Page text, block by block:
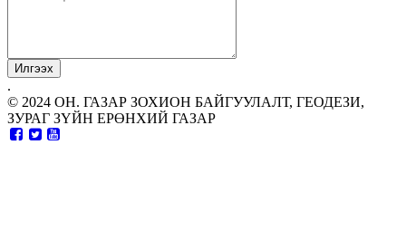
.
© 2024 ОН. ГАЗАР ЗОХИОН БАЙГУУЛАЛТ, ГЕОДЕЗИ,
ЗУРАГ ЗҮЙН ЕРӨНХИЙ ГАЗАР